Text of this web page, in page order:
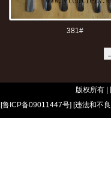
381#
版权所有 |
[鲁ICP备09011447号] [违法和不